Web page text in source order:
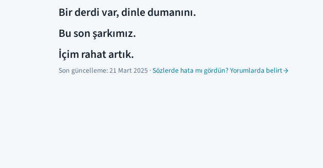
Bir derdi var, dinle dumanını.
Bu son şarkımız.
İçim rahat artık.
Son güncelleme:21 Mart 2025 ·Sözlerde hata mı gördün? Yorumlarda belirt